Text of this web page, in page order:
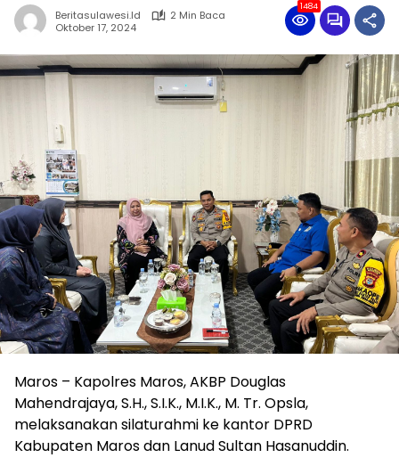
Beritasulawesi.id
2 Min Baca
Oktober 17, 2024
1484
Maros – Kapolres Maros, AKBP Douglas
Mahendrajaya, S.H., S.I.K., M.I.K., M. Tr. Opsla,
melaksanakan silaturahmi ke kantor DPRD
Kabupaten Maros dan Lanud Sultan Hasanuddin.